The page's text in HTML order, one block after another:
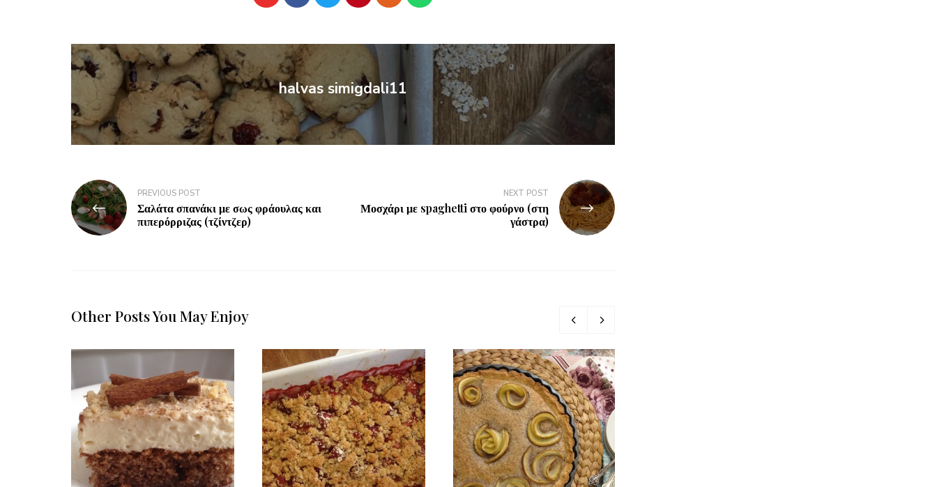
halvas simigdali11
PREVIOUS POST
Σαλάτα σπανάκι με σως φράουλας και
πιπερόρριζας (τζίντζερ)
NEXT POST
Μοσχάρι με spaghetti στο φούρνο (στη
γάστρα)
Other Posts You May Enjoy